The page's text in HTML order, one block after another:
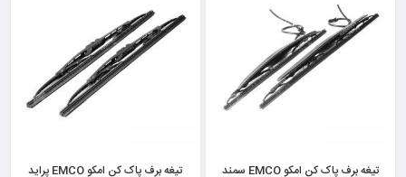
تیغه برف پاک کن امکو EMCO سمند تیغه برف پاک کن امکو EMCO پراید